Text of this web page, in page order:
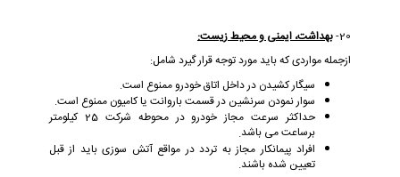
20- بهداشت، ایمنی و محیط زیست:
ازجمله مواردی که باید مورد توجه قرار گیرد شامل:
سیگار کشیدن در داخل اتاق خودرو ممنوع است.
سوار نمودن سرنشین در قسمت باروانت یا کامیون ممنوع است.
حداکثر سرعت مجاز خودرو در محوطه شرکت 25 کیلومتر
برساعت می باشد.
افراد پیمانکار مجاز به تردد در مواقع آتش سوزی باید از قبل
تعیین شده باشند.